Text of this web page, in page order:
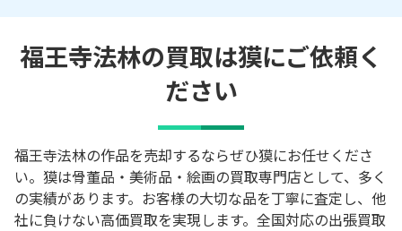
福王寺法林の買取は獏にご依頼く
ださい
福王寺法林の作品を売却するならぜひ獏にお任せくださ
い。獏は骨董品・美術品・絵画の買取専門店として、多く
の実績があります。お客様の大切な品を丁寧に査定し、他
社に負けない高価買取を実現します。全国対応の出張買取